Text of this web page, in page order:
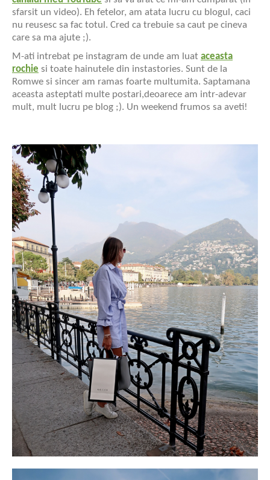
sfarsit un video). Eh fetelor, am atata lucru cu blogul, caci
nu reusesc sa fac totul. Cred ca trebuie sa caut pe cineva
care sa ma ajute ;).
M-ati intrebat pe instagram de unde am luat aceasta
rochie si toate hainutele din instastories. Sunt de la
Romwe si sincer am ramas foarte multumita. Saptamana
aceasta asteptati multe postari,deoarece am intr-adevar
mult, mult lucru pe blog ;). Un weekend frumos sa aveti!